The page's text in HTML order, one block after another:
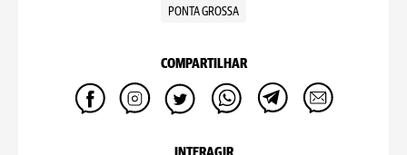
PONTA GROSSA
COMPARTILHAR